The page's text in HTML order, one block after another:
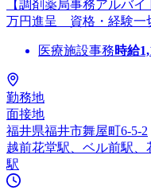
【調剤薬局事務アルバ
万円進呈 資格・経験一
医療施設事務時給
勤務地
面接地
福井県福井市舞屋町6-5-2
越前花堂駅、ベル前駅
駅